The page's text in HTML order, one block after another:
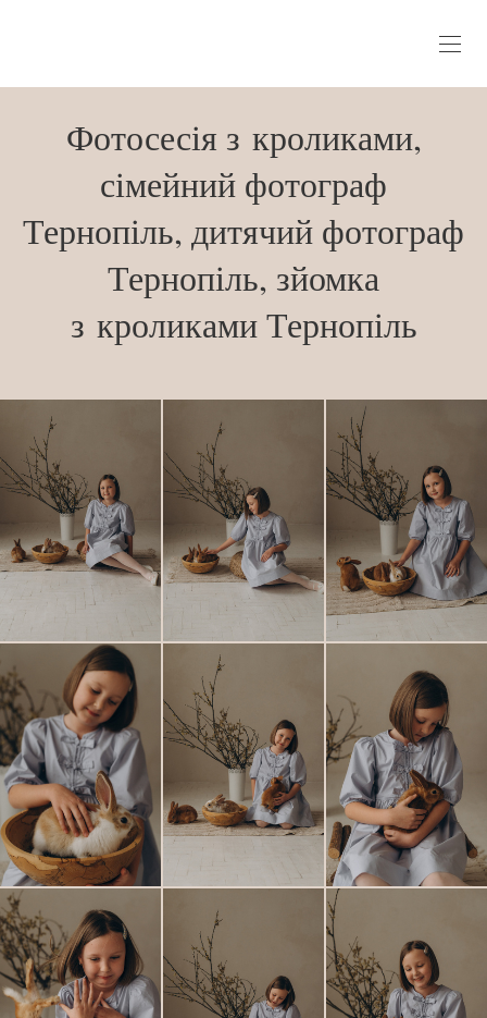
Фотосесія з кроликами,
сімейний фотограф
Тернопіль, дитячий фотограф
Тернопіль, зйомка
з кроликами Тернопіль